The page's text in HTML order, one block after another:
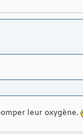
leur oxygène.